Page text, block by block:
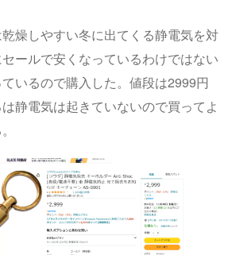
燥しやすい冬に出てくる静電気を対
ールで安くなっているわけではない
いるので購入した。値段は2999円
静電気は起きていないので買ってよ